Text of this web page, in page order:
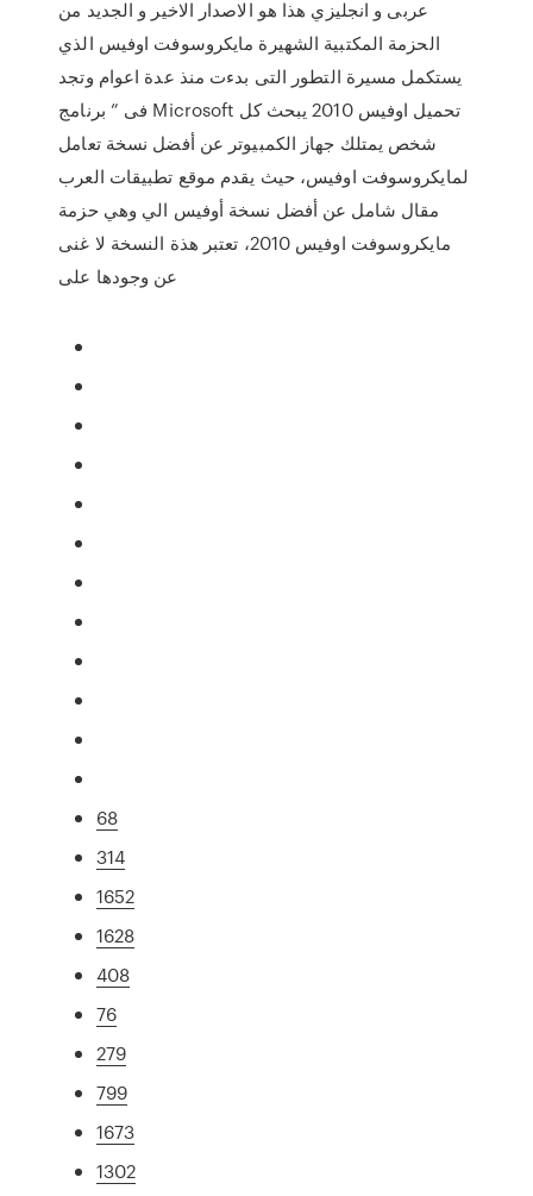
عربى و انجليزي هذا هو الاصدار الاخير و الجديد من
الحزمة المكتبية الشهيرة مايكروسوفت اوفيس الذي
يستكمل مسيرة التطور التى بدءت منذ عدة اعوام وتجد
فى ” برنامج Microsoft تحميل اوفيس 2010 يبحث كل
شخص يمتلك جهاز الكمبيوتر عن أفضل نسخة تعامل
لمايكروسوفت اوفيس، حيث يقدم موقع تطبيقات العرب
مقال شامل عن أفضل نسخة أوفيس الي وهي حزمة
مايكروسوفت اوفيس 2010، تعتبر هذة النسخة لا غنى
عن وجودها على
68
314
1652
1628
408
76
279
799
1673
1302